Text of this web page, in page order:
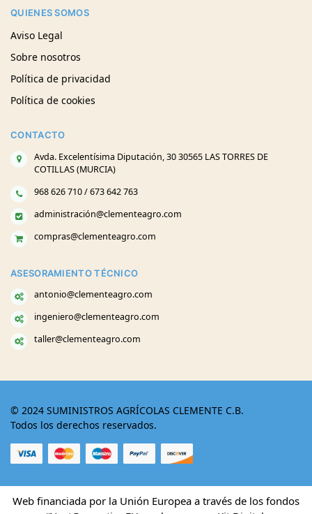
QUIENES SOMOS
Aviso Legal
Sobre nosotros
Política de privacidad
Política de cookies
CONTACTO
Avda. Excelentísima Diputación, 30 30565 LAS TORRES DE
COTILLAS (MURCIA)
968 626 710 / 673 642 763
administración@clementeagro.com
compras@clementeagro.com
ASESORAMIENTO TÉCNICO
antonio@clementeagro.com
ingeniero@clementeagro.com
taller@clementeagro.com
© 2024 SUMINISTROS AGRÍCOLAS CLEMENTE C.B.
Todos los derechos reservados.
Web financiada por la Unión Europea a través de los fondos